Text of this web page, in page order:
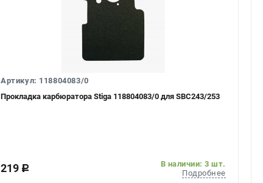
Артикул: 118804083/0
Прокладка карбюратора Stiga 118804083/0 для SBC243/253
219 c
В наличии: 3 шт.
Подробнее